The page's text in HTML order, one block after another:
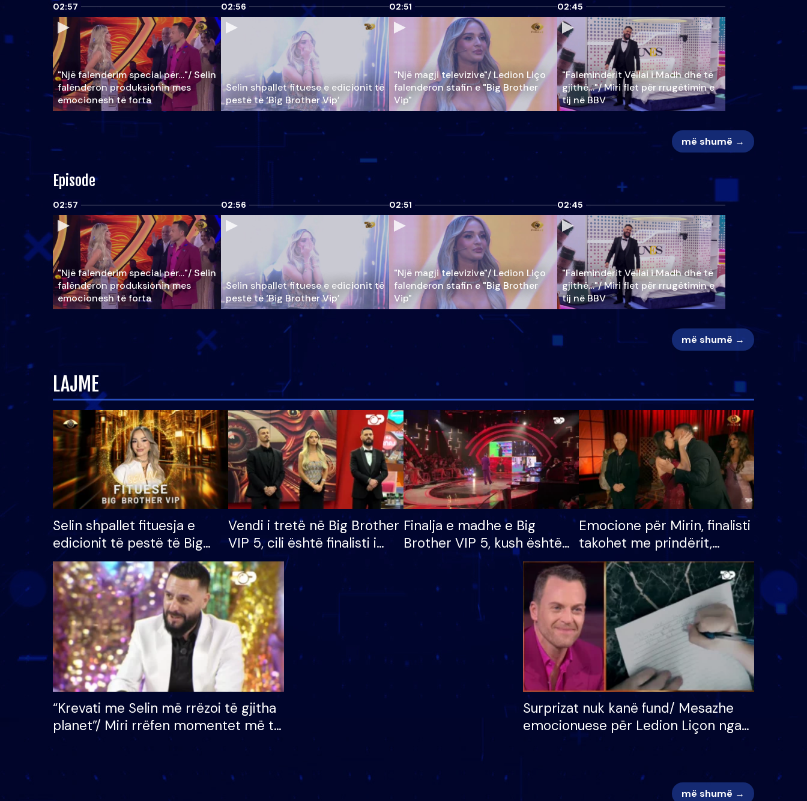
02:57
"Një falenderim special për…"/ Selin
falënderon produksionin mes
emocionesh të forta
02:56
Selin shpallet fituese e edicionit të
pestë të ‘Big Brother Vip’
02:51
"Një magji televizive"/ Ledion Liço
falenderon stafin e "Big Brother
Vip"
02:45
"Faleminderit Vëllai i Madh dhe të
gjithë…"/ Miri flet për rrugëtimin e
tij në BBV
më shumë →
Episode
02:57
"Një falenderim special për…"/ Selin
falënderon produksionin mes
emocionesh të forta
02:56
Selin shpallet fituese e edicionit të
pestë të ‘Big Brother Vip’
02:51
"Një magji televizive"/ Ledion Liço
falenderon stafin e "Big Brother
Vip"
02:45
"Faleminderit Vëllai i Madh dhe të
gjithë…"/ Miri flet për rrugëtimin e
tij në BBV
më shumë →
LAJME
Selin shpallet fituesja e
edicionit të pestë të Big
Brother VIP, rrëmben
çmimin e madh prej 100
mijë eurosh
Vendi i tretë në Big Brother
VIP 5, cili është finalisti i
radhës që lë shtëpinë
Finalja e madhe e Big
Brother VIP 5, kush është
banori i parë që lë shtëpinë
dhe humb mundësinë për
të fituar çmimin e madh
Emocione për Mirin, finalisti
takohet me prindërit,
vajzën dhe bashkëshorten:
S’kemi ndonjë letër divorci
apo jo?
“Krevati me Selin më rrëzoi të gjitha
planet”/ Miri rrëfen momentet më të
bukura në shtëpinë e BB VIP: Do më
Surprizat nuk kanë fund/ Mesazhe
emocionuese për Ledion Liçon nga
nëna dhe fëmijët e tij, moderatori
më shumë →